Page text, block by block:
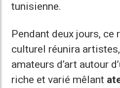
tunisienne.
Pendant deux jours, ce
culturel réunira
amateurs d’art autour
riche et varié mêlant